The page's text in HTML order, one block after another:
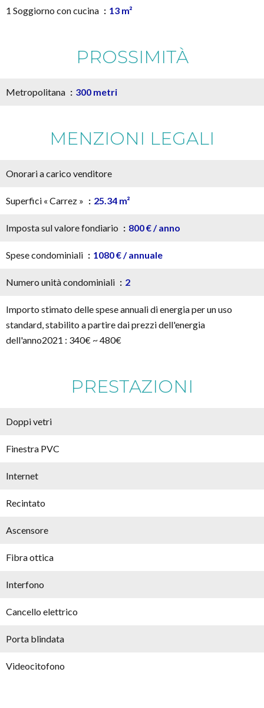
1 Soggiorno con cucina 13 m²
PROSSIMITÀ
Metropolitana 300 metri
MENZIONI LEGALI
Onorari a carico venditore
Superfici « Carrez » 25.34 m²
Imposta sul valore fondiario 800 € / anno
Spese condominiali 1080 € / annuale
Numero unità condominiali 2
Importo stimato delle spese annuali di energia per un uso
standard, stabilito a partire dai prezzi dell'energia
dell'anno2021 : 340€ ~ 480€
PRESTAZIONI
Doppi vetri
Finestra PVC
Internet
Recintato
Ascensore
Fibra ottica
Interfono
Cancello elettrico
Porta blindata
Videocitofono